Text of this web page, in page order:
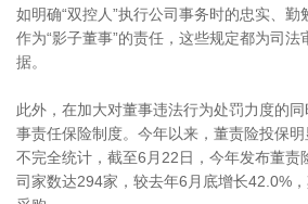
如明确“双控人”执行公司事务时的忠实、勤
作为“影子董事”的责任，这些规定都为司
据。
此外，在加大对董事违法行为处罚力度的
事责任保险制度。今年以来，董责险投保
不完全统计，截至6月22日，今年发布董责
司家数达294家，较去年6月底增长42.0%